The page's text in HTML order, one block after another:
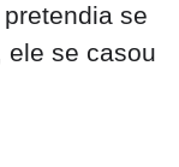
se
ele se casou